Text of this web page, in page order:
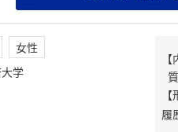
女性
学
履